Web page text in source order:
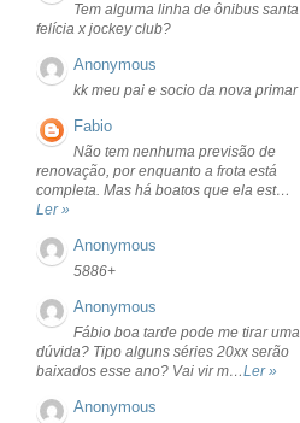
Tem alguma linha de ônibus santa
felícia x jockey club?
Anonymous
kk meu pai e socio da nova primar
Fabio
Não tem nenhuma previsão de
renovação, por enquanto a frota está
completa. Mas há boatos que ela est…
Ler »
Anonymous
5886+
Anonymous
Fábio boa tarde pode me tirar uma
dúvida? Tipo alguns séries 20xx serão
baixados esse ano? Vai vir m…Ler »
Anonymous